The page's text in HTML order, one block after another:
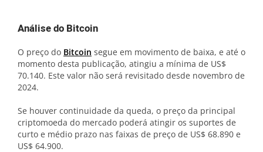
Análise do Bitcoin
O preço do Bitcoin segue em movimento de baixa, e até o
momento desta publicação, atingiu a mínima de US$
70.140. Este valor não será revisitado desde novembro de
2024.
Se houver continuidade da queda, o preço da principal
criptomoeda do mercado poderá atingir os suportes de
curto e médio prazo nas faixas de preço de US$ 68.890 e
US$ 64.900.